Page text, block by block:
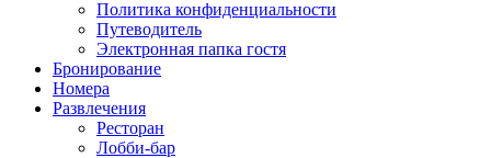
Политика конфиденциальности
Путеводитель
Электронная папка гостя
Бронирование
Номера
Развлечения
Ресторан
Лобби-бар